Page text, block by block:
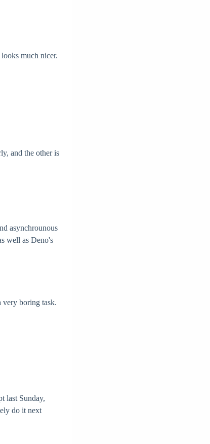
looks much nicer.
and the other is
asynchrounous
well as Deno's
boring task.
last Sunday,
do it next